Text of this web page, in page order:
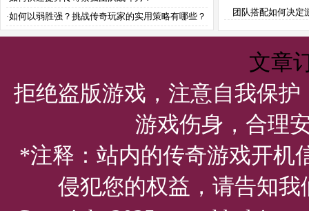
·如何以弱胜强？挑战传奇玩家的实用策略有哪些？
团队搭配如何决定
负？解析传奇攻略
文章
拒绝盗版游戏，注意自我保
游戏伤身，合理
*注释：站内的传奇游戏开机
侵犯您的权益，请告知